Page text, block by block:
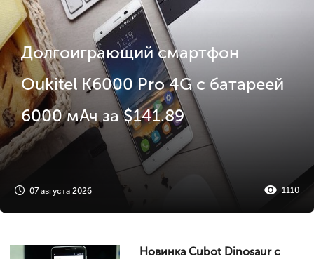
Долгоиграющий смартфон
Oukitel K6000 Pro 4G с батареей
6000 мАч за $141.89
07 августа 2026 1110
Новинка Cubot Dinosaur с